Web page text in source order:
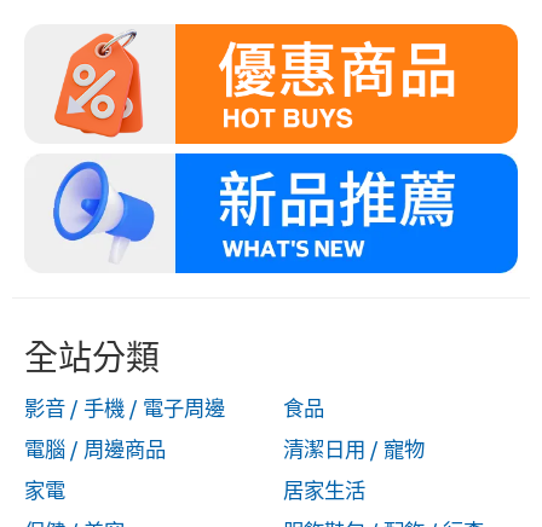
全站分類
影音 / 手機 / 電子周邊
電腦 / 周邊商品
家電
食品
清潔日用 / 寵物
居家生活